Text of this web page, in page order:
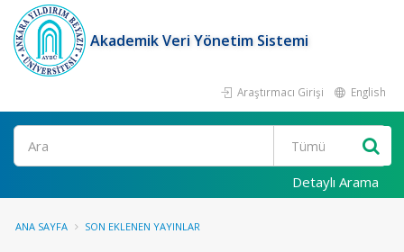
Akademik Veri Yönetim Sistemi
Araştırmacı Girişi English
Ara
Detaylı Arama
ANA SAYFA SON EKLENEN YAYINLAR